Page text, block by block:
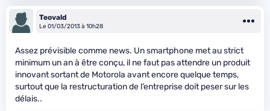
Teovald
Le 01/03/2013 à 10h28
Assez prévisible comme news. Un smartphone met au strict
minimum un an à être conçu, il ne faut pas attendre un produit
innovant sortant de Motorola avant encore quelque temps,
surtout que la restructuration de l’entreprise doit peser sur les
délais..